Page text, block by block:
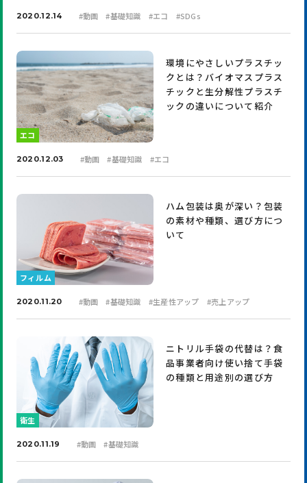
2020.12.14 #動画 #基礎知識 #エコ #SDGs
エコ
環境にやさしいプラスチッ
クとは？バイオマスプラス
チックと生分解性プラスチ
ックの違いについて紹介
2020.12.03 #動画 #基礎知識 #エコ
フィルム
ハム包装は奥が深い？包装
の素材や種類、選び方につ
いて
2020.11.20 #動画 #基礎知識 #生産性アップ #売上アップ
衛生
ニトリル手袋の代替は？食
品事業者向け使い捨て手袋
の種類と用途別の選び方
2020.11.19 #動画 #基礎知識